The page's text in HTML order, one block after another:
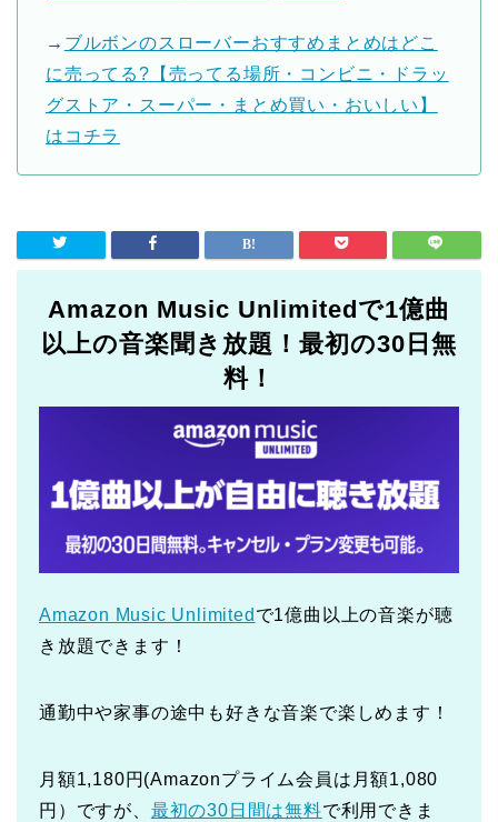
→ ブルボンのスローバーおすすめまとめはどこ
に売ってる?【売ってる場所・コンビニ・ドラッ
グストア・スーパー・まとめ買い・おいしい】
はコチラ
Amazon Music Unlimitedで1億曲
以上の音楽聞き放題！最初の30日無
料！
Amazon Music Unlimited で1億曲以上の音楽が聴
き放題できます！
通勤中や家事の途中も好きな音楽で楽しめます！
月額1,180円(Amazonプライム会員は月額1,080
円）ですが、 最初の30日間は無料で利用できま